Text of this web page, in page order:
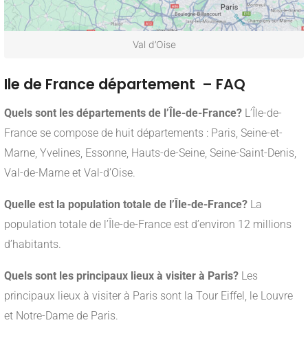
Val d’Oise
Ile de France département – FAQ
Quels sont les départements de l’Île-de-France? L’Île-de-
France se compose de huit départements : Paris, Seine-et-
Marne, Yvelines, Essonne, Hauts-de-Seine, Seine-Saint-Denis,
Val-de-Marne et Val-d’Oise.
Quelle est la population totale de l’Île-de-France? La
population totale de l’Île-de-France est d’environ 12 millions
d’habitants.
Quels sont les principaux lieux à visiter à Paris? Les
principaux lieux à visiter à Paris sont la Tour Eiffel, le Louvre
et Notre-Dame de Paris.